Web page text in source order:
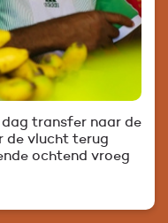
transfer naar de
de vlucht terug
ochtend vroeg